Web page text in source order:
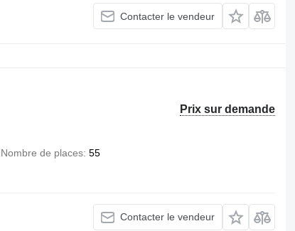
Contacter le vendeur
Prix sur demande
Nombre de places 55
Contacter le vendeur